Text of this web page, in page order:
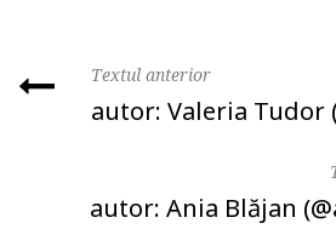
Textul anterior
autor: Valeria Tudor
autor: Ania Blăjan